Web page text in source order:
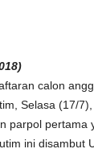
calon
Selasa (17/
parpol pertama
ini disambut